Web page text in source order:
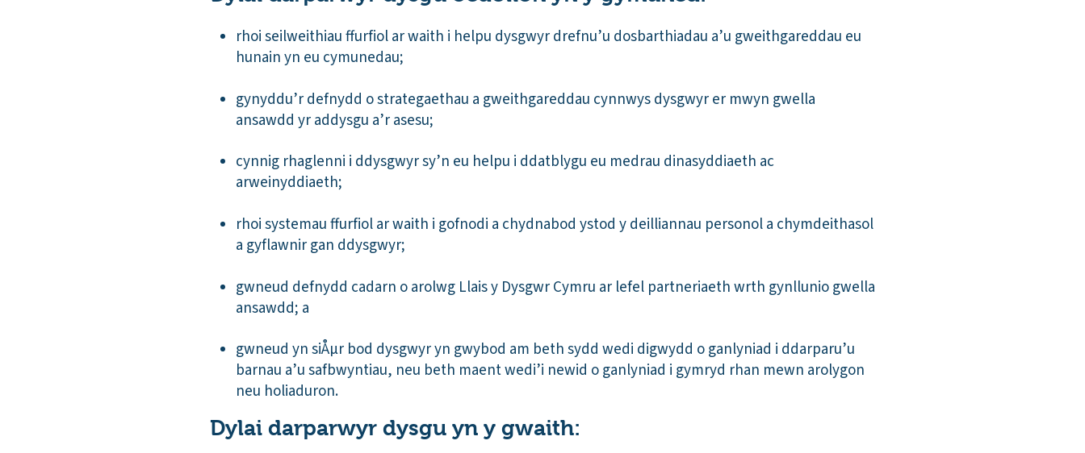
rhoi seilweithiau ffurfiol ar waith i helpu dysgwyr drefnu’u dosbarthiadau a’u gweithgareddau eu
hunain yn eu cymunedau;
gynyddu’r defnydd o strategaethau a gweithgareddau cynnwys dysgwyr er mwyn gwella
ansawdd yr addysgu a’r asesu;
cynnig rhaglenni i ddysgwyr sy’n eu helpu i ddatblygu eu medrau dinasyddiaeth ac
arweinyddiaeth;
rhoi systemau ffurfiol ar waith i gofnodi a chydnabod ystod y deilliannau personol a chymdeithasol
a gyflawnir gan ddysgwyr;
gwneud defnydd cadarn o arolwg Llais y Dysgwr Cymru ar lefel partneriaeth wrth gynllunio gwella
ansawdd; a
gwneud yn siÅµr bod dysgwyr yn gwybod am beth sydd wedi digwydd o ganlyniad i ddarparu’u
barnau a’u safbwyntiau, neu beth maent wedi’i newid o ganlyniad i gymryd rhan mewn arolygon
neu holiaduron.
Dylai darparwyr dysgu yn y gwaith: